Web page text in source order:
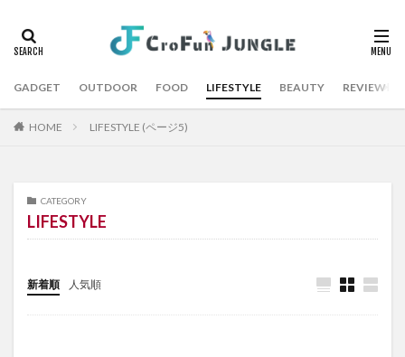
GADGET OUTDOOR FOOD LIFESTYLE BEAUTY REVIEW
HOME LIFESTYLE (ページ5)
CATEGORY
LIFESTYLE
新着順 人気順